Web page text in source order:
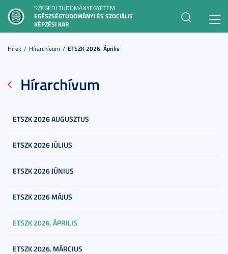
SZEGEDI TUDOMÁNYEGYETEM
EGÉSZSÉGTUDOMÁNYI ÉS SZOCIÁLIS
KÉPZÉSI KAR
Hírek Hírarchívum ETSZK 2026. Április
Hírarchívum
ETSZK 2026 AUGUSZTUS
ETSZK 2026 JÚLIUS
ETSZK 2026 JÚNIUS
ETSZK 2026 MÁJUS
ETSZK 2026. ÁPRILIS
ETSZK 2026. MÁRCIUS